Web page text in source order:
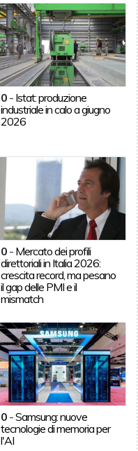
0 - Istat: produzione
industriale in calo a giugno
2026
0 - Mercato dei profili
direttoriali in Italia 2026:
crescita record, ma pesano
il gap delle PMI e il
mismatch
0 -Samsung: nuove
tecnologie di memoria per
l'AI